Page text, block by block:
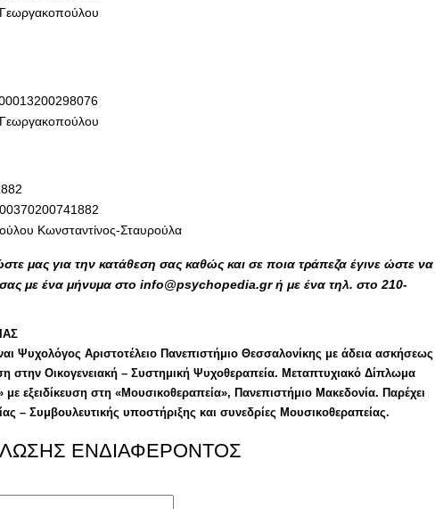
Κωνσταντίνος-Σταυρούλα
μας για την κατάθεση σας καθώς και σε ποια τράπεζα έγινε ώστε να
με ένα μήνυμα στο info@psychopedia.gr ή με ένα τηλ. στο 210-
Ψυχολόγος Αριστοτέλειο Πανεπιστήμιο Θεσσαλονίκης με άδεια ασκήσεως
στην Οικογενειακή – Συστημική Ψυχοθεραπεία. Μεταπτυχιακό Δίπλωμα
εξειδίκευση στη «Μουσικοθεραπεία», Πανεπιστήμιο Μακεδονία. Παρέχει
– Συμβουλευτικής υποστήριξης και συνεδρίες Μουσικοθεραπείας.
ΕΝΔΙΑΦΕΡΟΝΤΟΣ